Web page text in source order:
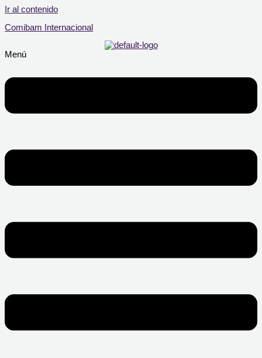
Ir al contenido
Comibam Internacional
Menú